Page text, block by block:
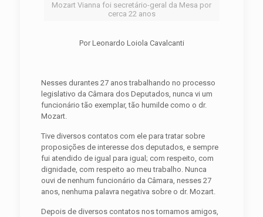
Mozart Vianna foi secretário-geral da Mesa por
cerca 22 anos
Por Leonardo Loiola Cavalcanti
Nesses durantes 27 anos trabalhando no processo
legislativo da Câmara dos Deputados, nunca vi um
funcionário tão exemplar, tão humilde como o dr.
Mozart.
Tive diversos contatos com ele para tratar sobre
proposições de interesse dos deputados, e sempre
fui atendido de igual para igual; com respeito, com
dignidade, com respeito ao meu trabalho. Nunca
ouvi de nenhum funcionário da Câmara, nesses 27
anos, nenhuma palavra negativa sobre o dr. Mozart.
Depois de diversos contatos nos tornamos amigos,